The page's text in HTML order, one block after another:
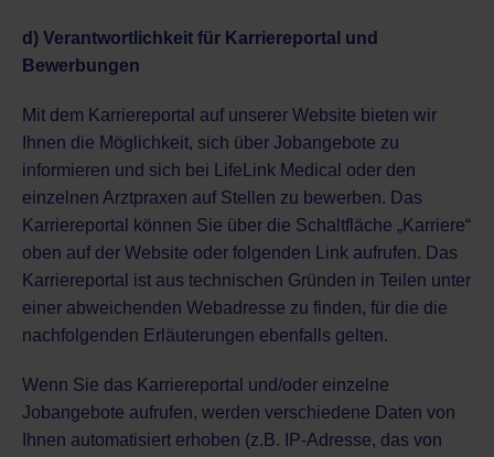
d) Verantwortlichkeit für Karriereportal und
Bewerbungen
Mit dem Karriereportal auf unserer Website bieten wir
Ihnen die Möglichkeit, sich über Jobangebote zu
informieren und sich bei LifeLink Medical oder den
einzelnen Arztpraxen auf Stellen zu bewerben. Das
Karriereportal können Sie über die Schaltfläche „Karriere“
oben auf der Website oder folgenden Link aufrufen. Das
Karriereportal ist aus technischen Gründen in Teilen unter
einer abweichenden Webadresse zu finden, für die die
nachfolgenden Erläuterungen ebenfalls gelten.
Wenn Sie das Karriereportal und/oder einzelne
Jobangebote aufrufen, werden verschiedene Daten von
Ihnen automatisiert erhoben (z.B. IP-Adresse, das von